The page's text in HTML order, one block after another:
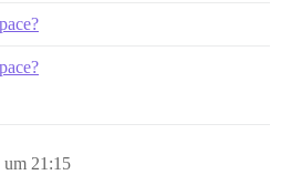
um 21:15